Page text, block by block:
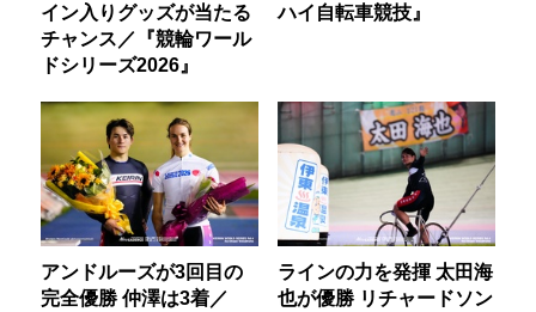
イン入りグッズが当たる
チャンス／『競輪ワール
ドシリーズ2026』
ハイ自転車競技』
アンドルーズが3回目の
完全優勝 仲澤は3着／
ラインの力を発揮 太田海
也が優勝 リチャードソン